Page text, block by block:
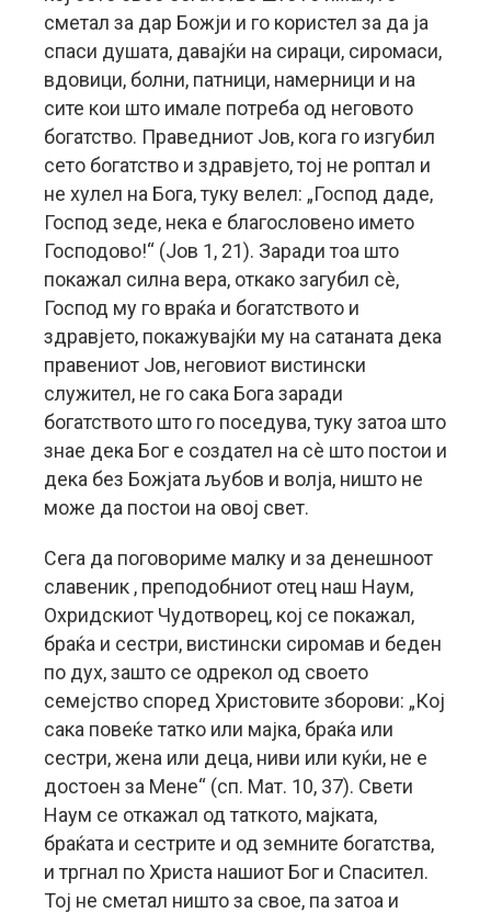
сметал за дар Божји и го користел за да ја
спаси душата, давајќи на сираци, сиромаси,
вдовици, болни, патници, намерници и на
сите кои што имале потреба од неговото
богатство. Праведниот Јов, кога го изгубил
сето богатство и здравјето, тој не роптал и
не хулел на Бога, туку велел: „Господ даде,
Господ зеде, нека е благословено името
Господово!“ (Јов 1, 21). Заради тоа што
покажал силна вера, откако загубил сè,
Господ му го враќа и богатството и
здравјето, покажувајќи му на сатаната дека
правениот Јов, неговиот вистински
служител, не го сака Бога заради
богатството што го поседува, туку затоа што
знае дека Бог е создател на сè што постои и
дека без Божјата љубов и волја, ништо не
може да постои на овој свет.
Сега да поговориме малку и за денешноот
славеник , преподобниот отец наш Наум,
Охридскиот Чудотворец, кој се покажал,
браќа и сестри, вистински сиромав и беден
по дух, зашто се одрекол од своето
семејство според Христовите зборови: „Кој
сaка повеќе татко или мајка, браќа или
сестри, жена или деца, ниви или куќи, не е
достоен за Мене“ (сп. Мат. 10, 37). Свети
Наум се откажал од таткото, мајката,
браќата и сестрите и од земните богатства,
и тргнал по Христа нашиот Бог и Спасител.
Тој не сметал ништо за свое, па затоа и